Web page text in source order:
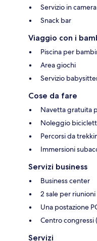
Servizio in
Snack bar
Viaggio con i
Piscina per
Area giochi
Servizio
Cose da fare
Navetta gratuita
Noleggio
Percorsi da
Immersioni
Servizi business
Business center
2 sale per riunioni
Una postazione
Centro congressi
Servizi